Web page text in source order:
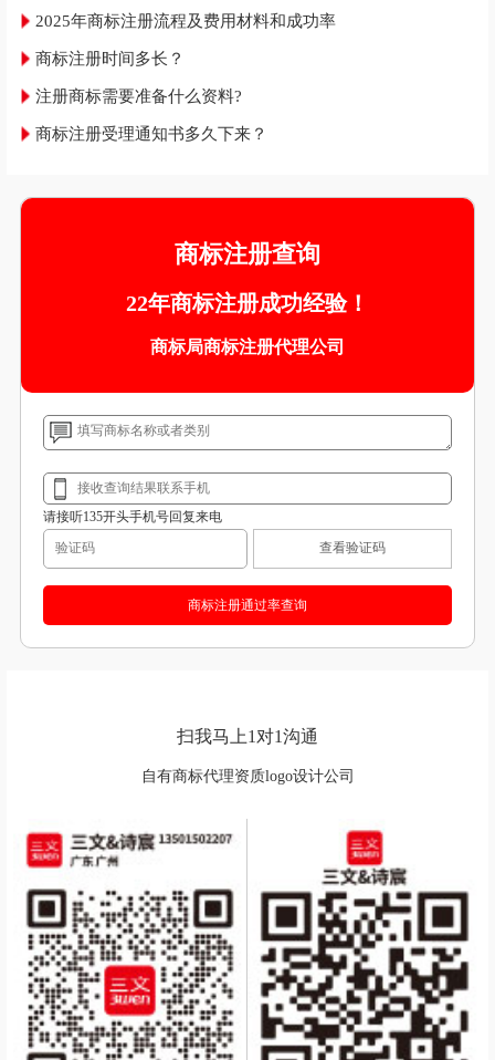
2025年商标注册流程及费用材料和成功率
商标注册时间多长？
注册商标需要准备什么资料?
商标注册受理通知书多久下来？
商标注册查询
22年商标注册成功经验！
商标局商标注册代理公司
请接听135开头手机号回复来电
查看验证码
扫我马上1对1沟通
自有商标代理资质logo设计公司